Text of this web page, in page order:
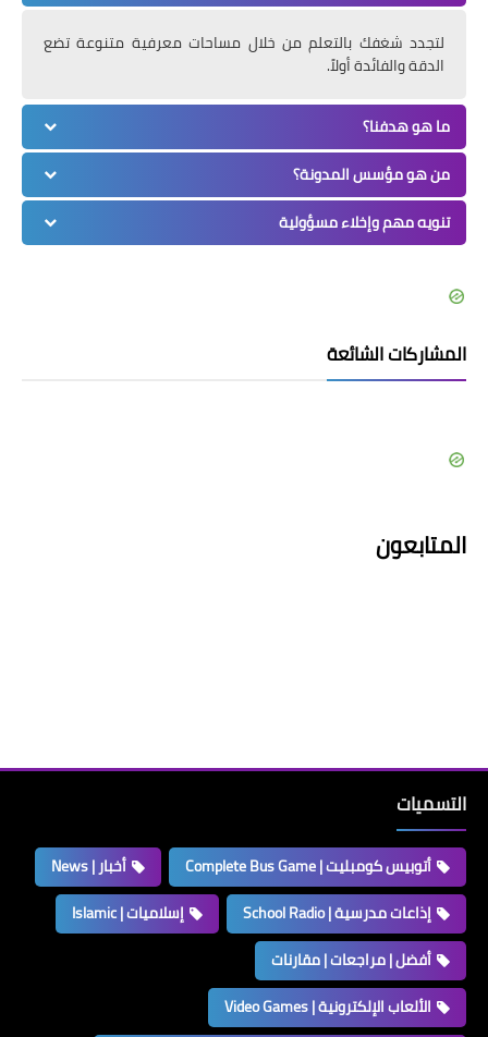
لتجدد شغفك بالتعلم من خلال مساحات معرفية متنوعة تضع
الدقة والفائدة أولاً.
ما هو هدفنا؟
من هو مؤسس المدونة؟
تنويه مهم وإخلاء مسؤولية
المشاركات الشائعة
المتابعون
التسميات
أتوبيس كومبليت | Complete Bus Game
أخبار | News
إذاعات مدرسية | School Radio
إسلاميات | Islamic
أفضل | مراجعات | مقارنات
الألعاب الإلكترونية | Video Games